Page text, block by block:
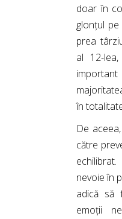
doar în
glonțul
prea
al 12-
important
în
De
către
nevoie în
adică să
emoții